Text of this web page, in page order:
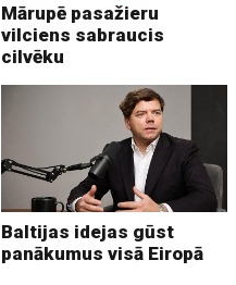
Mārupē pasažieru
vilciens sabraucis
cilvēku
Baltijas idejas gūst
panākumus visā Eiropā